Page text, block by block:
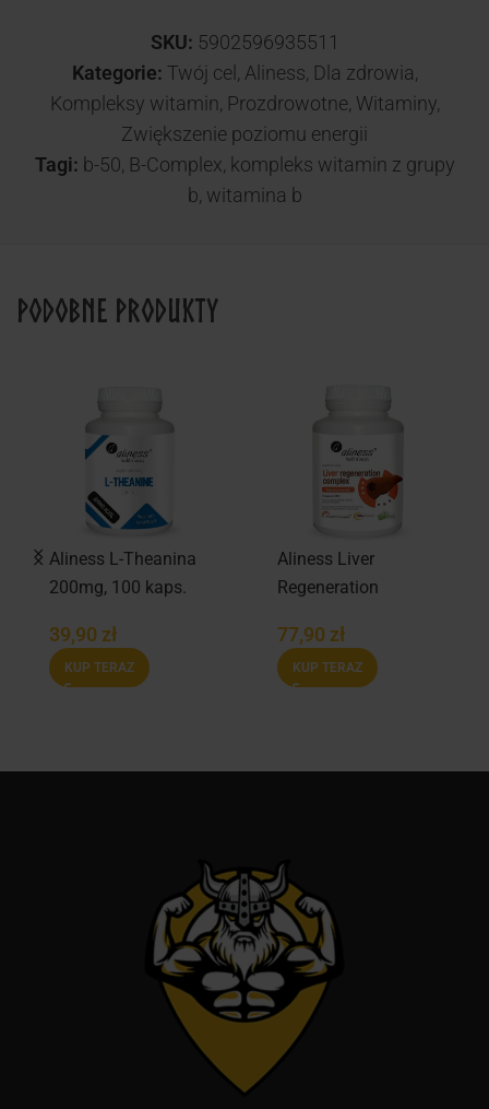
SKU: 5902596935511
Kategorie: Twój cel , Aliness, Dla zdrowia,
Kompleksy witamin, Prozdrowotne, Witaminy,
Zwiększenie poziomu energii
Tagi: b-50, B-Complex, kompleks witamin z grupy
b, witamina b
Podobne produkty
Aliness L-Theanina
200mg, 100 kaps.
39,90 zł
KUP TERAZ
Aliness Liver
Regeneration
77,90 zł
KUP TERAZ